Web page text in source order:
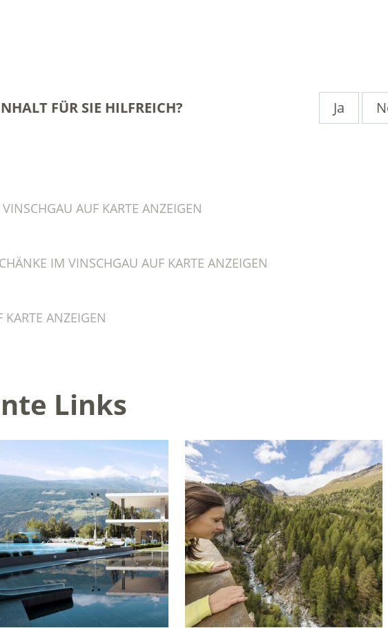
FÜR SIE HILFREICH? Ja
AUF KARTE ANZEIGEN
IM VINSCHGAU AUF KARTE ANZEIGEN
ANZEIGEN
Links